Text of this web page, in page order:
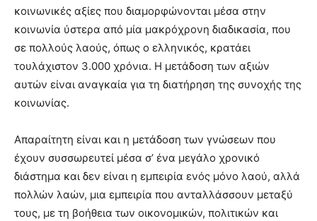
κοινωνικές αξίες που διαμορφώνονται μέσα στην
κοινωνία ύστερα από μία μακρόχρονη διαδικασία, που
σε πολλούς λαούς, όπως ο ελληνικός, κρατάει
τουλάχιστον 3.000 χρόνια. Η μετάδοση των αξιών
αυτών είναι αναγκαία για τη διατήρηση της συνοχής της
κοινωνίας.
Απαραίτητη είναι και η μετάδοση των γνώσεων που
έχουν συσσωρευτεί μέσα σ’ ένα μεγάλο χρονικό
διάστημα και δεν είναι η εμπειρία ενός μόνο λαού, αλλά
πολλών λαών, μια εμπειρία που ανταλλάσσουν μεταξύ
τους, με τη βοήθεια των οικονομικών, πολιτικών και